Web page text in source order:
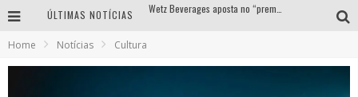
ÚLTIMAS NOTÍCIAS
Home Notícias Cultura